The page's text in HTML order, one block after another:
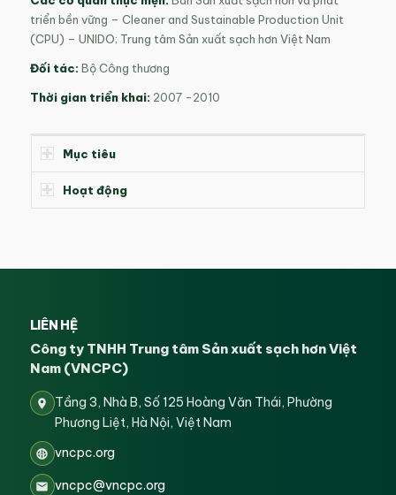
triển bền vững – Cleaner and Sustainable Production Unit
(CPU) – UNIDO; Trung tâm Sản xuất sạch hơn Việt Nam
Đối tác: Bộ Công thương
Thời gian triển khai: 2007 -2010
Mục tiêu
Hoạt động
LIÊN HỆ
Công ty TNHH Trung tâm Sản xuất sạch hơn Việt
Nam (VNCPC)
Tầng 3, Nhà B, Số 125 Hoàng Văn Thái, Phường
Phương Liệt, Hà Nội, Việt Nam
vncpc.org
vncpc@vncpc.org